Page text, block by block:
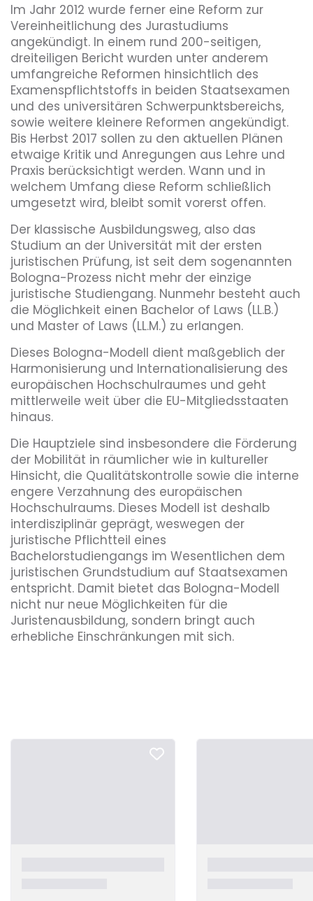
Im Jahr 2012 wurde ferner eine Reform zur
Vereinheitlichung des Jurastudiums
angekündigt. In einem rund 200-seitigen,
dreiteiligen Bericht wurden unter anderem
umfangreiche Reformen hinsichtlich des
Examenspflichtstoffs in beiden Staatsexamen
und des universitären Schwerpunktsbereichs,
sowie weitere kleinere Reformen angekündigt.
Bis Herbst 2017 sollen zu den aktuellen Plänen
etwaige Kritik und Anregungen aus Lehre und
Praxis berücksichtigt werden. Wann und in
welchem Umfang diese Reform schließlich
umgesetzt wird, bleibt somit vorerst offen.
Der klassische Ausbildungsweg, also das
Studium an der Universität mit der ersten
juristischen Prüfung, ist seit dem sogenannten
Bologna-Prozess nicht mehr der einzige
juristische Studiengang. Nunmehr besteht auch
die Möglichkeit einen Bachelor of Laws (LL.B.)
und Master of Laws (LL.M.) zu erlangen.
Dieses Bologna-Modell dient maßgeblich der
Harmonisierung und Internationalisierung des
europäischen Hochschulraumes und geht
mittlerweile weit über die EU-Mitgliedsstaaten
hinaus.
Die Hauptziele sind insbesondere die Förderung
der Mobilität in räumlicher wie in kultureller
Hinsicht, die Qualitätskontrolle sowie die interne
engere Verzahnung des europäischen
Hochschulraums. Dieses Modell ist deshalb
interdisziplinär geprägt, weswegen der
juristische Pflichtteil eines
Bachelorstudiengangs im Wesentlichen dem
juristischen Grundstudium auf Staatsexamen
entspricht. Damit bietet das Bologna-Modell
nicht nur neue Möglichkeiten für die
Juristenausbildung, sondern bringt auch
erhebliche Einschränkungen mit sich.